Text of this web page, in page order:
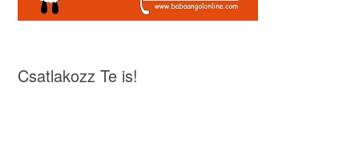
Csatlakozz Te is!